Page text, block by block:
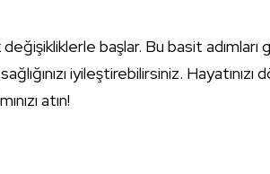
değişikliklerle başlar. Bu basit
iyileştirebilirsiniz.
atın!